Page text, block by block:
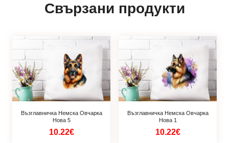
Свързани продукти
Възглавничка Немска Овчарка
Нова 5
10.22€
Възглавничка Немска Овчарка
Нова 1
10.22€